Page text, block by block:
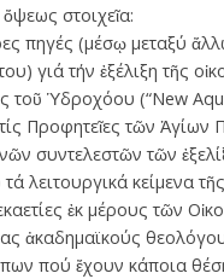
στοιχεῖα:
πηγές (μέσῳ μεταξύ
γιά τήν ἐξέλιξη τῆς
τοῦ Ὑδροχόου (“New
Προφητεῖες τῶν Ἁγίων
συντελεστῶν τῶν
λειτουργικά κείμενα
ἐκ μέρους τῶν
ἀκαδημαϊκούς
πού ἔχουν κάποια